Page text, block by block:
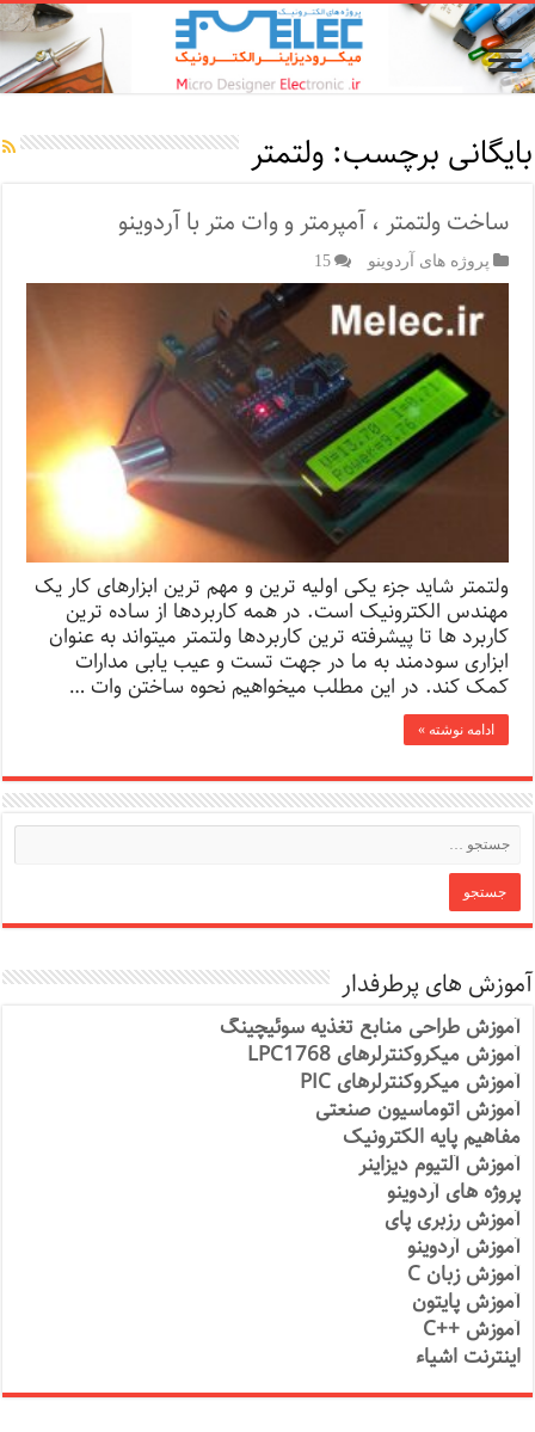
بایگانی برچسب:ولتمتر
ساخت ولتمتر ، آمپرمتر و وات متر با آردوینو
پروژه های آردوینو 15
ولتمتر شاید جزء یکی اولیه ترین و مهم ترین ابزارهای کار یک
مهندس الکترونیک است. در همه کاربردها از ساده ترین
کاربرد ها تا پیشرفته ترین کاربردها ولتمتر میتواند به عنوان
ابزاری سودمند به ما در جهت تست و عیب یابی مدارات
کمک کند. در این مطلب میخواهیم نحوه ساختن وات …
ادامه نوشته »
آموزش های پرطرفدار
آموزش طراحی منابع تغذیه سوئیچینگ
آموزش میکروکنترلرهای LPC1768
آموزش میکروکنترلرهای PIC
آموزش اتوماسیون صنعتی
مفاهیم پایه الکترونیک
آموزش آلتیوم دیزاینر
پروژه های آردوینو
آموزش رزبری پای
آموزش آردوینو
آموزش زبان C
آموزش پایتون
آموزش ++C
اینترنت اشیاء